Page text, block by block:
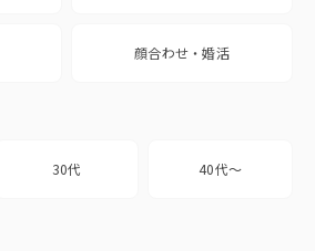
顔合わせ・婚活
30代 40代〜